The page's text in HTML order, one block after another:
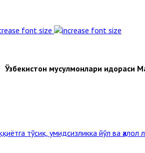
font size
Ўзбекистон мусулмонлари идораси
тўсиқ, умидсизликка йўл ва ҳалол